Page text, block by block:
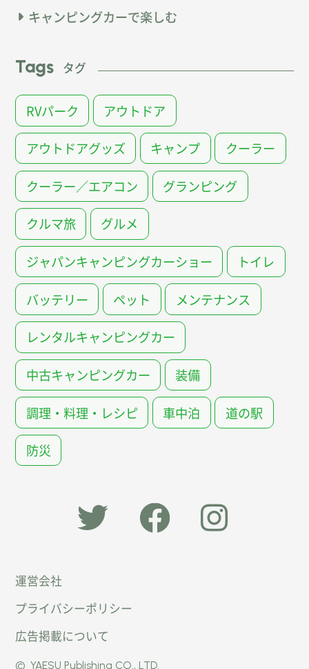
キャンピングカーで楽しむ
Tags タグ
RVパーク アウトドア
アウトドアグッズ キャンプ クーラー
クーラー／エアコン グランピング
クルマ旅 グルメ
ジャパンキャンピングカーショー トイレ
バッテリー ペット メンテナンス
レンタルキャンピングカー
中古キャンピングカー 装備
調理・料理・レシピ 車中泊 道の駅
防災
ン
パー」
運営会社
プライバシーポリシー
広告掲載について
© YAESU Publishing CO., LTD.